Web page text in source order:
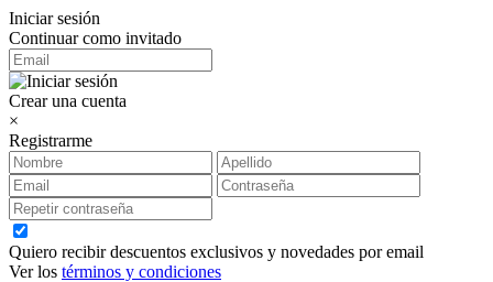
Iniciar sesión
Continuar como invitado
Crear una cuenta
×
Registrarme
Quiero recibir descuentos exclusivos y novedades por email
Ver los términos y condiciones